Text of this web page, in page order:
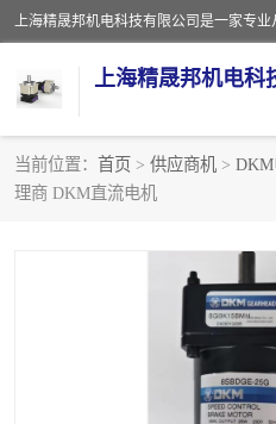
上海精晟邦机电科
当前位置： 首页 > 供应商机 >
理商 DKM直流电机
减速电机